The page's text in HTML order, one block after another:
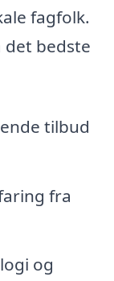
fagfolk.
det bedste
tilbud
fra
og